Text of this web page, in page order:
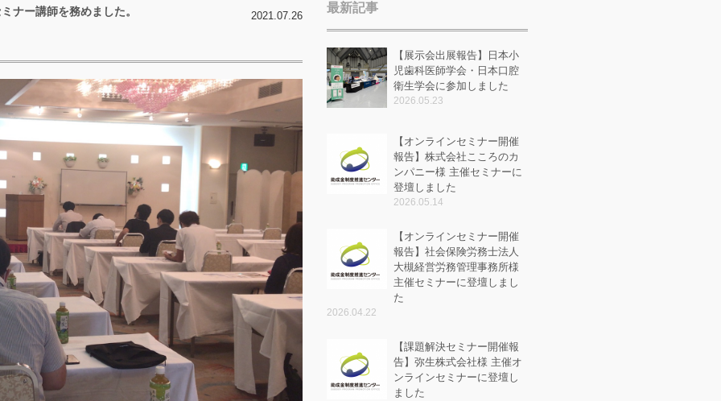
ナー講師を務めました。 2021.07.26
最新記事
【展示会出展報告】日本小
児歯科医師学会・日本口腔
衛生学会に参加しました
2026.05.23
【オンラインセミナー開催
報告】株式会社こころのカ
ンパニー様 主催セミナーに
登壇しました
2026.05.14
【オンラインセミナー開催
報告】社会保険労務士法人
大槻経営労務管理事務所様
主催セミナーに登壇しまし
た
2026.04.22
【課題解決セミナー開催報
告】弥生株式会社様 主催オ
ンラインセミナーに登壇し
ました